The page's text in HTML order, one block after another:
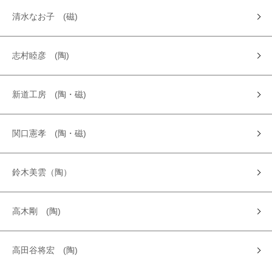
清水なお子 (磁)
志村睦彦 (陶)
新道工房 (陶・磁)
関口憲孝 (陶・磁)
鈴木美雲（陶）
高木剛 (陶)
高田谷将宏 (陶)